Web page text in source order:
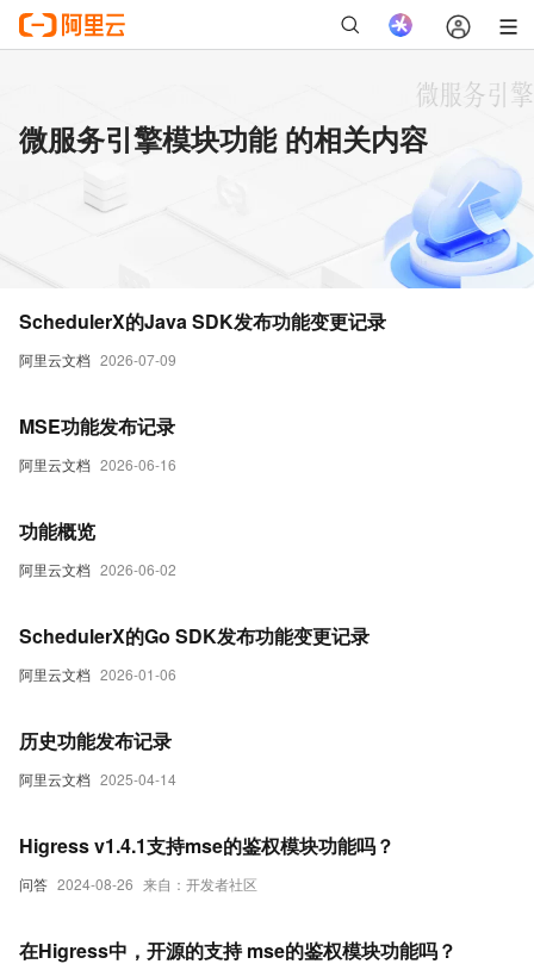
微服务引擎模块功能 的相关内容
阿里云文档 2026-07-09
SchedulerX的Java SDK发布功能变更记录
阿里云文档 2026-06-16
MSE功能发布记录
阿里云文档 2026-06-02
功能概览
阿里云文档 2026-01-06
SchedulerX的Go SDK发布功能变更记录
阿里云文档 2025-04-14
历史功能发布记录
问答 2024-08-26 来自：开发者社区
Higress v1.4.1支持mse的鉴权模块功能吗？
在Higress中，开源的支持 mse的鉴权模块功能吗？